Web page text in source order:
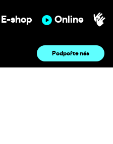
E-shop Online
Podpořte nás